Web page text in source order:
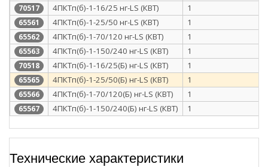
70517 4ПКТп(б)-1-16/25 нг-LS (КВТ) 1
65561 4ПКТп(б)-1-25/50 нг-LS (КВТ) 1
65562 4ПКТп(б)-1-70/120 нг-LS (КВТ) 1
65563 4ПКТп(б)-1-150/240 нг-LS (КВТ) 1
70518 4ПКТп(б)-1-16/25(Б) нг-LS (КВТ) 1
65565 4ПКТп(б)-1-25/50(Б) нг-LS (КВТ) 1
65566 4ПКТп(б)-1-70/120(Б) нг-LS (КВТ) 1
65567 4ПКТп(б)-1-150/240(Б) нг-LS (КВТ) 1
Технические характеристики